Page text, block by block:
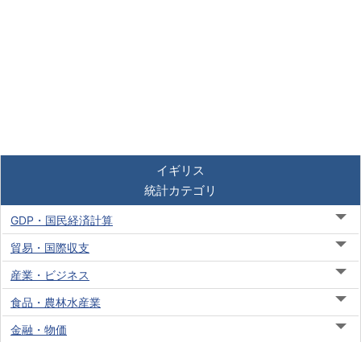
イギリス
統計カテゴリ
GDP・国民経済計算
貿易・国際収支
産業・ビジネス
食品・農林水産業
金融・物価